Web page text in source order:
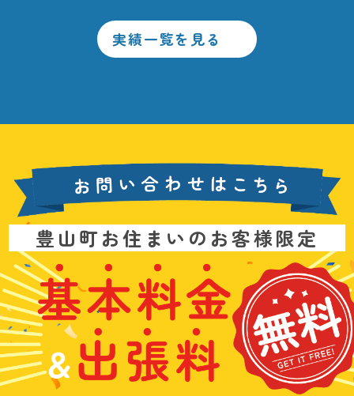
実績一覧を見る
合
わ
せ
は
こ
ち
ら
豊山町お住まいのお客様限定
本
料
金
&
出
張
料
無
料
漏
れ
や
詰
ま
り
、
水
の
6
日
年
中
無
休
で
お